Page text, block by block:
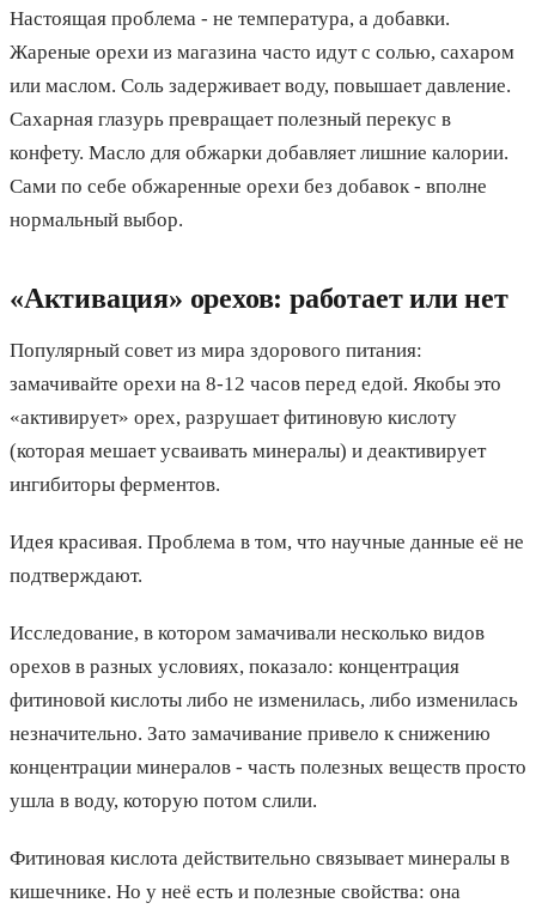
Настоящая проблема - не температура, а добавки.
Жареные орехи из магазина часто идут с солью, сахаром
или маслом. Соль задерживает воду, повышает давление.
Сахарная глазурь превращает полезный перекус в
конфету. Масло для обжарки добавляет лишние калории.
Сами по себе обжаренные орехи без добавок - вполне
нормальный выбор.
«Активация» орехов: работает или нет
Популярный совет из мира здорового питания:
замачивайте орехи на 8-12 часов перед едой. Якобы это
«активирует» орех, разрушает фитиновую кислоту
(которая мешает усваивать минералы) и деактивирует
ингибиторы ферментов.
Идея красивая. Проблема в том, что научные данные её не
подтверждают.
Исследование, в котором замачивали несколько видов
орехов в разных условиях, показало: концентрация
фитиновой кислоты либо не изменилась, либо изменилась
незначительно. Зато замачивание привело к снижению
концентрации минералов - часть полезных веществ просто
ушла в воду, которую потом слили.
Фитиновая кислота действительно связывает минералы в
кишечнике. Но у неё есть и полезные свойства: она